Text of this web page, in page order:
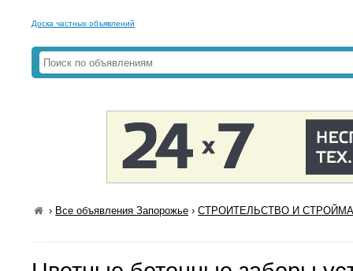
Доска частных объявлений
› Все объявления Запорожье ›СТРОИТЕЛЬСТВО И